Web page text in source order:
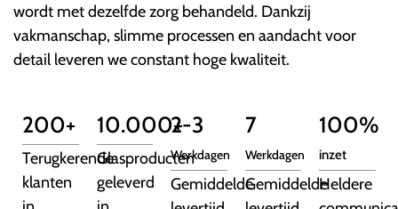
wordt met dezelfde zorg behandeld. Dankzij
vakmanschap, slimme processen en aandacht voor
detail leveren we constant hoge kwaliteit.
200+
Terugkerende
klanten
10.000+
Glasproducten
geleverd
2-3
Werkdagen
Gemiddelde
7
Werkdagen
Gemiddelde
100%
inzet
Heldere